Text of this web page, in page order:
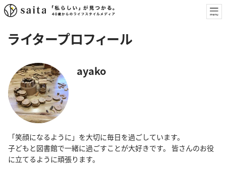
ライタープロフィール
ayako
「笑顔になるように」を大切に毎日を過ごしています。
子どもと図書館で一緒に過ごすことが大好きです。 皆さんのお役
に立てるように頑張ります。